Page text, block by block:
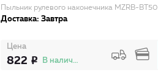
Пыльник рулевого наконечника MZRB-BT50
Доставка: Завтра
Цена
822 В наличии